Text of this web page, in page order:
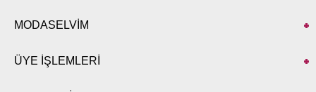
MODASELVİM
ÜYE İŞLEMLERİ